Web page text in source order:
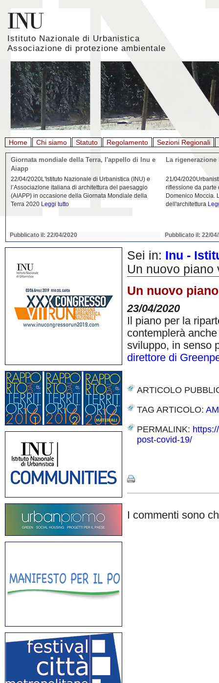
Istituto Nazionale di Urbanistica
Associazione di protezione ambientale
Home Chi siamo Statuto Regolamento Sezioni Regionali
Giornata mondiale della Terra, l'appello di Inu e
Aiapp
22/04/2020L'Istituto Nazionale di Urbanistica (INU) e
l’Associazione italiana di architettura del paesaggio
(AIAPP) in occasione della Giornata Mondiale della
Terra 2020 Leggi tutto
Pubblicato il: 22/04/2020
La
21/04/
riflessione da parte
Domenico Moccia.
dell'architettura
Pubblicato il: 22/
Sei in: Inu -
Un nuovo piano
Un nuovo
23/04/2020
Il piano per la
contemplerà
sviluppo, in senso
direttore di
ARTICOLO
TAG ARTICOLO:
PERMALINK:
post-covid-19/
I commenti sono